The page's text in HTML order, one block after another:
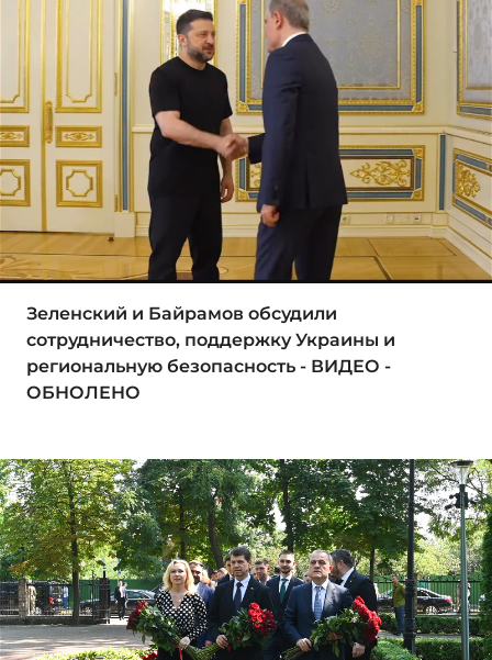
Зеленский и Байрамов обсудили
сотрудничество, поддержку Украины и
региональную безопасность - ВИДЕО -
ОБНОЛЕНО